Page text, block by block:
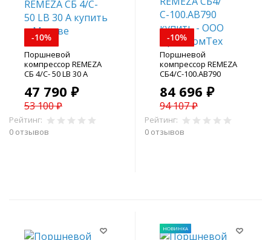
-10%
Поршневой
компрессор REMEZA
СБ 4/С- 50 LB 30 А
47 790 ₽
53 100 ₽
Рейтинг:
0 отзывов
-10%
Поршневой
компрессор REMEZA
СБ4/С-100.АВ790
84 696 ₽
94 107 ₽
Рейтинг:
0 отзывов
НОВИНКА